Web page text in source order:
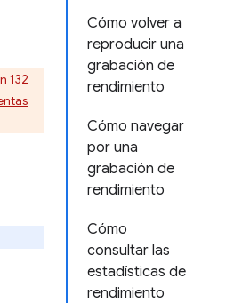
Cómo volver a
reproducir una
grabación de
rendimiento
Cómo navegar
por una
grabación de
rendimiento
Cómo
consultar las
estadísticas de
rendimiento
132